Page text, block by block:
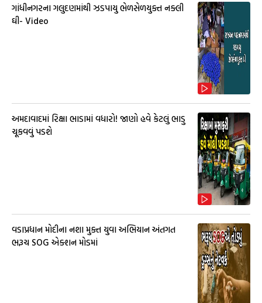
ગાંધીનગરના ગલુદણમાંથી ઝડપાયુ ભેળસેળયુક્ત નક્લી
ઘી- Video
અમદાવાદમાં રિક્ષા ભાડામાં વધારો! જાણો હવે કેટલું ભાડુ
ચૂકવવું પડશે
વડાપ્રધાન મોદીના નશા મુક્ત યુવા અભિયાન અંતગત
ભરૂચ SOG એક્શન મોડમાં